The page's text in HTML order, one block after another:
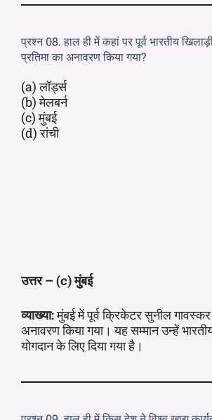
प्रश्न 08. हाल ही में कहां पर पूर्व भारतीय
प्रतिमा का अनावरण किया गया?
(a) लॉर्ड्स
(b) मेलबर्न
(c) मुंबई
(d) रांची
उत्तर – (c) मुंबई
व्याख्या:मुंबई में पूर्व क्रिकेटर सुनील गावस्कर
अनावरण किया गया। यह सम्मान उन्हें
योगदान के लिए दिया गया है।